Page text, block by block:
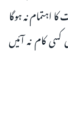
اہتمام نہ ہوگا
کام نہ آئیں